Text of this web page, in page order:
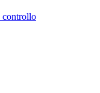
controllo